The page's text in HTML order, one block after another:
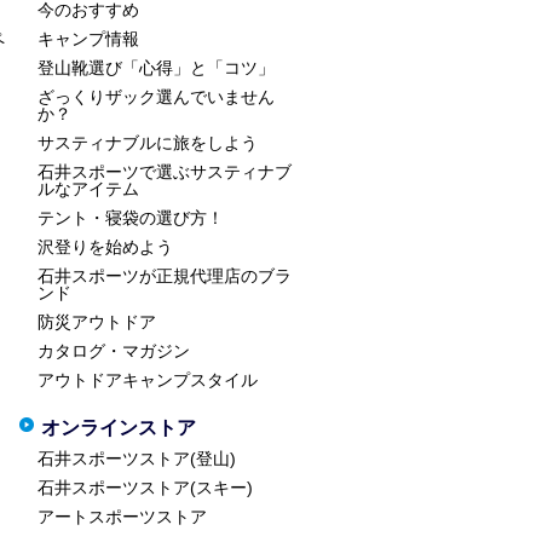
今のおすすめ
キャンプ情報
登山靴選び「心得」と「コツ」
ざっくりザック選んでいません
か？
サスティナブルに旅をしよう
石井スポーツで選ぶサスティナブ
ルなアイテム
テント・寝袋の選び方！
沢登りを始めよう
石井スポーツが正規代理店のブラ
ンド
防災アウトドア
カタログ・マガジン
アウトドアキャンプスタイル
オンラインストア
石井スポーツストア(登山)
石井スポーツストア(スキー)
アートスポーツストア